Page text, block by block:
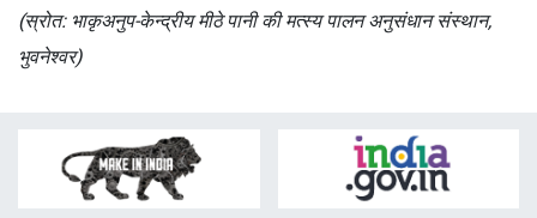
(स्रोत: भाकृअनुप-केन्द्रीय मीठे पानी की मत्स्य पालन अनुसंधान संस्थान,
भुवनेश्वर)